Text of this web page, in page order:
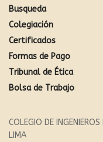
Busqueda
Colegiación
Certificados
Formas de Pago
Tribunal de Ética
Bolsa de Trabajo
COLEGIO DE
LIMA